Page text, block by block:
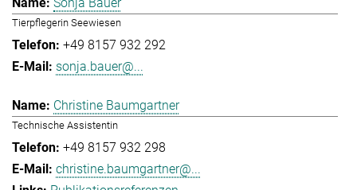
Tierpflegerin Seewiesen
+49 8157 932 292
sonja.bauer@...
Christine Baumgartner
Technische Assistentin
+49 8157 932 298
christine.baumgartner@...